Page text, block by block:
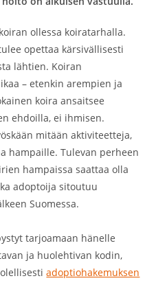
ollessa koiratarhalla.
opettaa kärsivällisesti
lähtien. Koiran
– etenkin arempien ja
koira ansaitsee
ehdoilla, ei ihmisen.
mitään aktiviteetteja,
hampaille. Tulevan perheen
hampaissa saattaa olla
adoptoija sitoutuu
Suomessa.
tarjoamaan hänelle
ja huolehtivan kodin,
adoptiohakemuksen